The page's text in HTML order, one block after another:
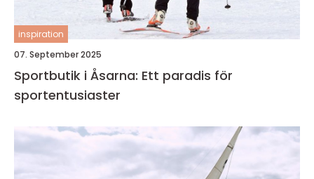
inspiration
07. September 2025
Sportbutik i Åsarna: Ett paradis för
sportentusiaster